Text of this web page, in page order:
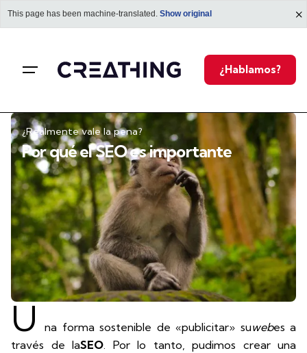
This page has been machine-translated. Show original
¿Hablamos?
¿Realmente vale la pena?
Por qué el SEO es importante
U na forma sostenible de «publicitar» suwebes a
través de laSEO. Por lo tanto, pudimos crear una